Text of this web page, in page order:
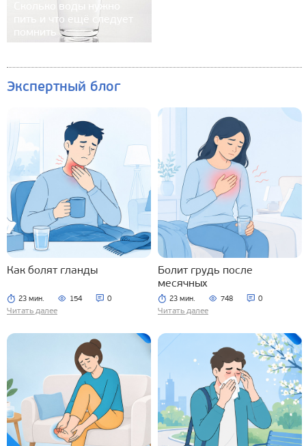
Сколько воды нужно
пить и что ещё следует
помнить
Экспертный блог
Как болят гланды
23 мин. 154 0
Читать далее
Болит грудь после
месячных
23 мин. 748 0
Читать далее